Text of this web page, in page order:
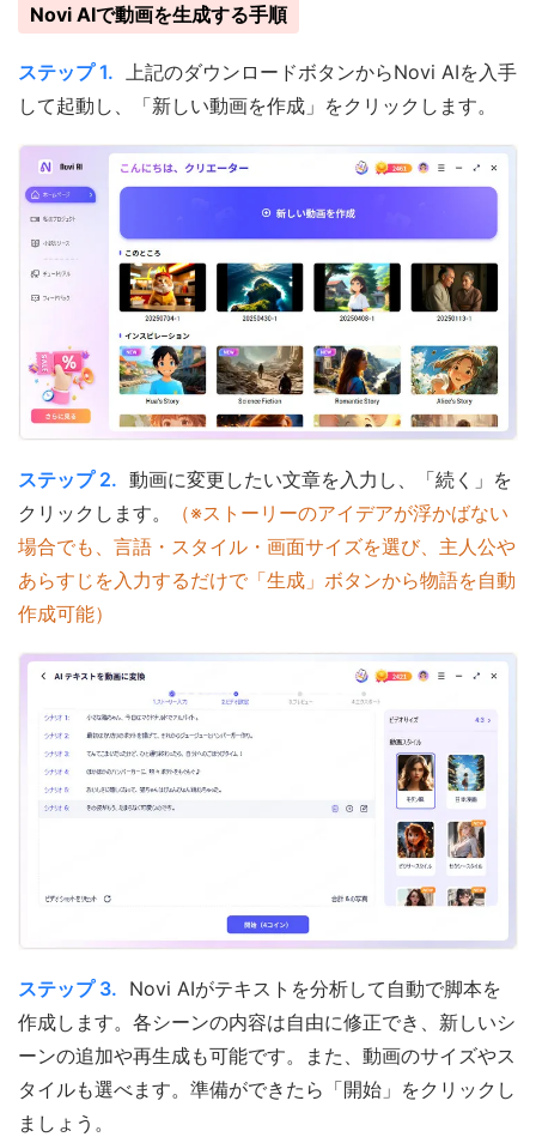
Novi AIで動画を生成する手順
ステップ 1.
上記のダウンロードボタンからNovi AIを入手
して起動し、「新しい動画を作成」をクリックします。
ステップ 2. 動画に変更したい文章を入力し、「続く」を
クリックします。
（※ストーリーのアイデアが浮かばない
場合でも、言語・スタイル・画面サイズを選び、主人公や
あらすじを入力するだけで「生成」ボタンから物語を自動
作成可能）
ステップ 3. Novi AIがテキストを分析して自動で脚本を
作成します。各シーンの内容は自由に修正でき、新しいシ
ーンの追加や再生成も可能です。また、動画のサイズやス
タイルも選べます。準備ができたら「開始」をクリックし
ましょう。